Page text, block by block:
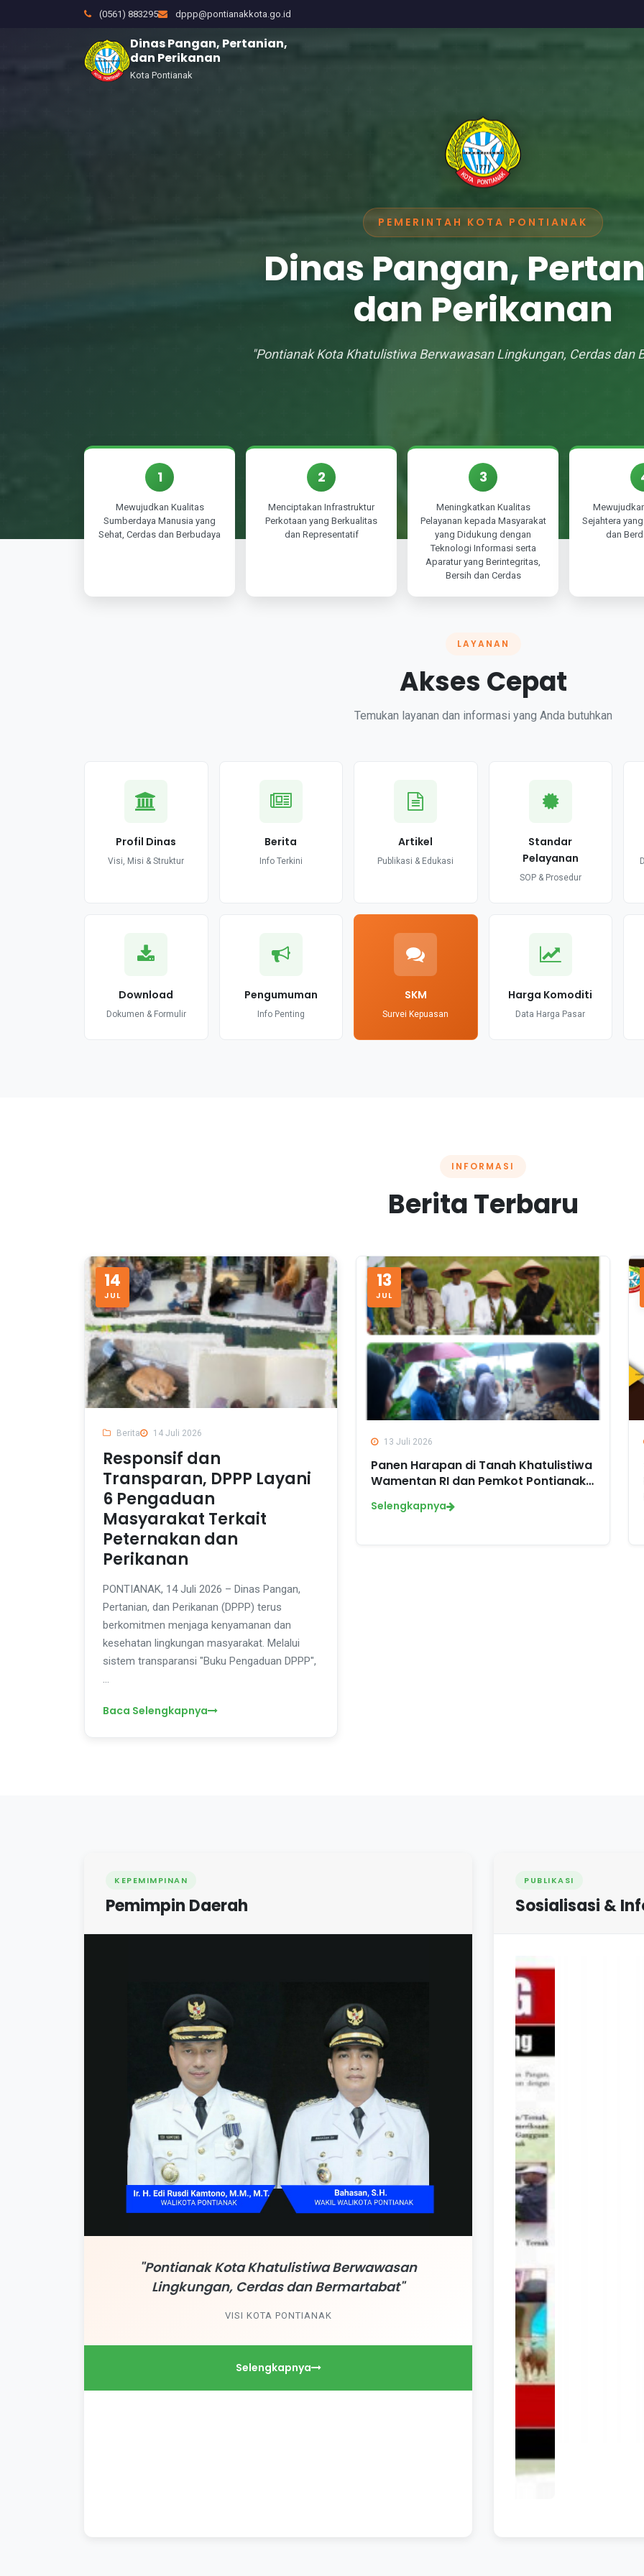
Dinas Pangan, Pertanian,
dan Perikanan
Kota Pontianak
(0561) 883295 dppp@pontianakkota.go.id
PEMERINTAH KOTA PONTIANAK
Dinas Pangan,
dan Perikanan
"Pontianak Kota Khatulistiwa Berwawasan Lingkungan, Cerdas dan
1
Mewujudkan Kualitas
Sumberdaya Manusia yang
Sehat, Cerdas dan Berbudaya
2
Menciptakan Infrastruktur
Perkotaan yang Berkualitas
dan Representatif
3
Meningkatkan Kualitas
Pelayanan kepada Masyarakat
yang Didukung dengan
Teknologi Informasi serta
Aparatur yang Berintegritas,
Bersih dan Cerdas
Sejahtera
dan
LAYANAN
Akses Cepat
Temukan layanan dan informasi yang Anda butuhkan
Profil Dinas
Visi, Misi & Struktur
Berita
Info Terkini
Artikel
Publikasi & Edukasi
Standar
Pelayanan
SOP & Prosedur
Download
Dokumen & Formulir
Pengumuman
Info Penting
SKM
Survei Kepuasan
Harga Komoditi
Data Harga Pasar
INFORMASI
Berita Terbaru
14
JUL
Berita 14 Juli 2026
Responsif dan
Transparan, DPPP Layani
6 Pengaduan
Masyarakat Terkait
Peternakan dan
Perikanan
PONTIANAK, 14 Juli 2026 – Dinas Pangan,
Pertanian, dan Perikanan (DPPP) terus
berkomitmen menjaga kenyamanan dan
kesehatan lingkungan masyarakat. Melalui
sistem transparansi "Buku Pengaduan DPPP",
…
Baca Selengkapnya
13
JUL
13 Juli 2026
Panen Harapan di Tanah Khatulistiwa
Wamentan RI dan Pemkot Pontianak…
Selengkapnya
KEPEMIMPINAN
Pemimpin Daerah
"Pontianak Kota Khatulistiwa Berwawasan
Lingkungan, Cerdas dan Bermartabat"
VISI KOTA PONTIANAK
Selengkapnya
PUBLIKASI
Sosialisasi &